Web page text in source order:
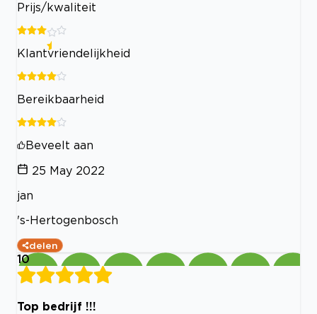
Prijs/kwaliteit
Klantvriendelijkheid
Bereikbaarheid
Beveelt aan
25 May 2022
jan
's-Hertogenbosch
delen
10
Top bedrijf !!!